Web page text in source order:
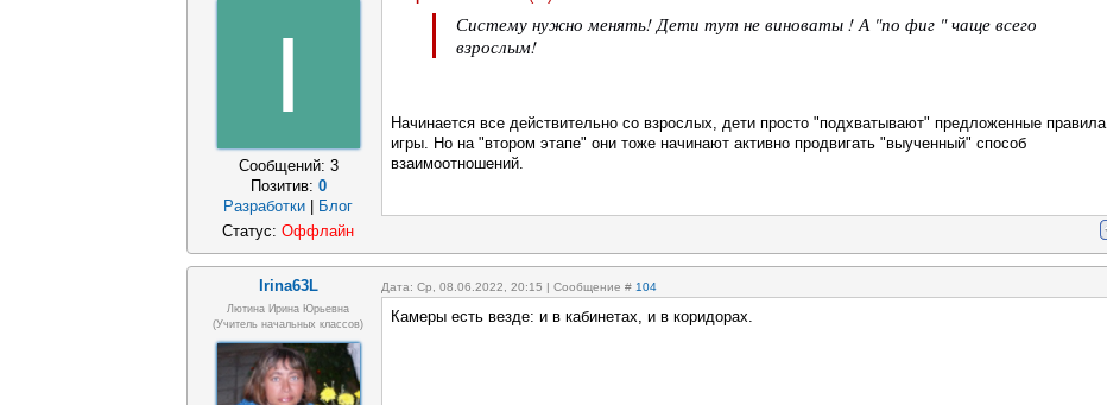
I
Сообщений: 3
Позитив: 0
Разработки
Блог
Систему нужно менять! Дети тут не виноваты ! А "по фиг " чаще всего
взрослым!
Начинается все действительно со взрослых, дети просто "подхватывают" предложенные правила
игры. Но на "втором этапе" они тоже начинают активно продвигать "выученный" способ
взаимоотношений.
Статус: Оффлайн
Irina63L Дата: Ср, 08.06.2022, 20:15 | Сообщение # 104
Лютина Ирина Юрьевна
(Учитель начальных классов)
Камеры есть везде: и в кабинетах, и в коридорах.